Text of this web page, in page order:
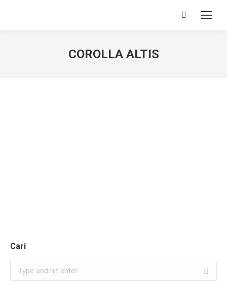
Search:
COROLLA ALTIS
Cari
Search: